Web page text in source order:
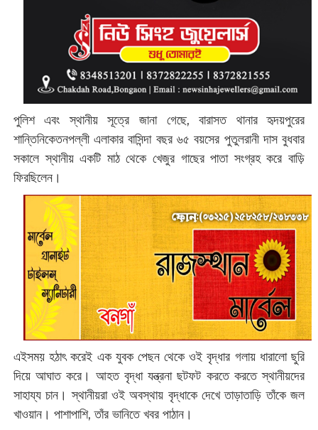
‌পুলিশ এবং স্থানীয় সূত্রে জানা গেছে, বারাসত থানার হৃদয়পুরের
শান্তিনিকেতনপল্লী এলাকার বাসিন্দা বছর ৬৫ বয়সের পুতুলরানী দাস বুধবার
সকালে স্থানীয় একটি মাঠ থেকে খেজুর গাছের পাতা সংগ্রহ করে বাড়ি
ফিরছিলেন।
এইসময় হঠাৎ করেই এক যুবক পেছন থেকে ওই বৃদ্ধার গলায় ধারালো ছুরি
দিয়ে আঘাত করে। আহত বৃদ্ধা যন্ত্রনা ছটফট করতে করতে স্থানীয়দের
সাহায্য চান। স্থানীয়রা ওই অবস্থায় বৃদ্ধাকে দেখে তাড়াতাড়ি তাঁকে জল
খাওয়ান। পাশাপাশি, তাঁর ভানিতে খবর পাঠান।